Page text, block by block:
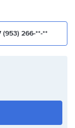
(953) 266-**-**